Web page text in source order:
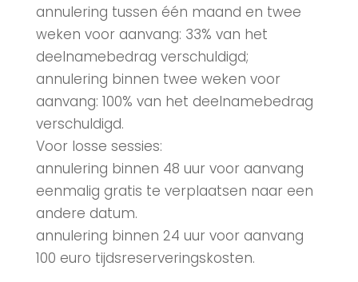
annulering tussen één maand en twee
weken voor aanvang: 33% van het
deelnamebedrag verschuldigd;
annulering binnen twee weken voor
aanvang: 100% van het deelnamebedrag
verschuldigd.
Voor losse sessies:
annulering binnen 48 uur voor aanvang
eenmalig gratis te verplaatsen naar een
andere datum.
annulering binnen 24 uur voor aanvang
100 euro tijdsreserveringskosten.